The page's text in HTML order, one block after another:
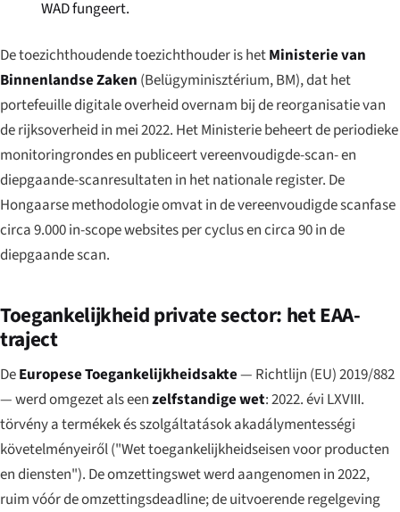
WAD fungeert.
De toezichthoudende toezichthouder is hetMinisterie van
Binnenlandse Zaken (Belügyminisztérium, BM), dat het
portefeuille digitale overheid overnam bij de reorganisatie van
de rijksoverheid in mei 2022. Het Ministerie beheert de periodieke
monitoringrondes en publiceert vereenvoudigde-scan- en
diepgaande-scanresultaten in het nationale register. De
Hongaarse methodologie omvat in de vereenvoudigde scanfase
circa 9.000 in-scope websites per cyclus en circa 90 in de
diepgaande scan.
Toegankelijkheid private sector: het EAA-
traject
DeEuropese Toegankelijkheidsakte— Richtlijn (EU) 2019/882
— werd omgezet als eenzelfstandige wet:2022. évi LXVIII.
törvény a termékek és szolgáltatások akadálymentességi
követelményeiről("Wet toegankelijkheidseisen voor producten
en diensten"). De omzettingswet werd aangenomen in 2022,
ruim vóór de omzettingsdeadline; de uitvoerende regelgeving